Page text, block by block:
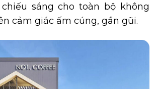
sáng cho toàn bộ không
cảm giác ấm cúng, gần gũi.